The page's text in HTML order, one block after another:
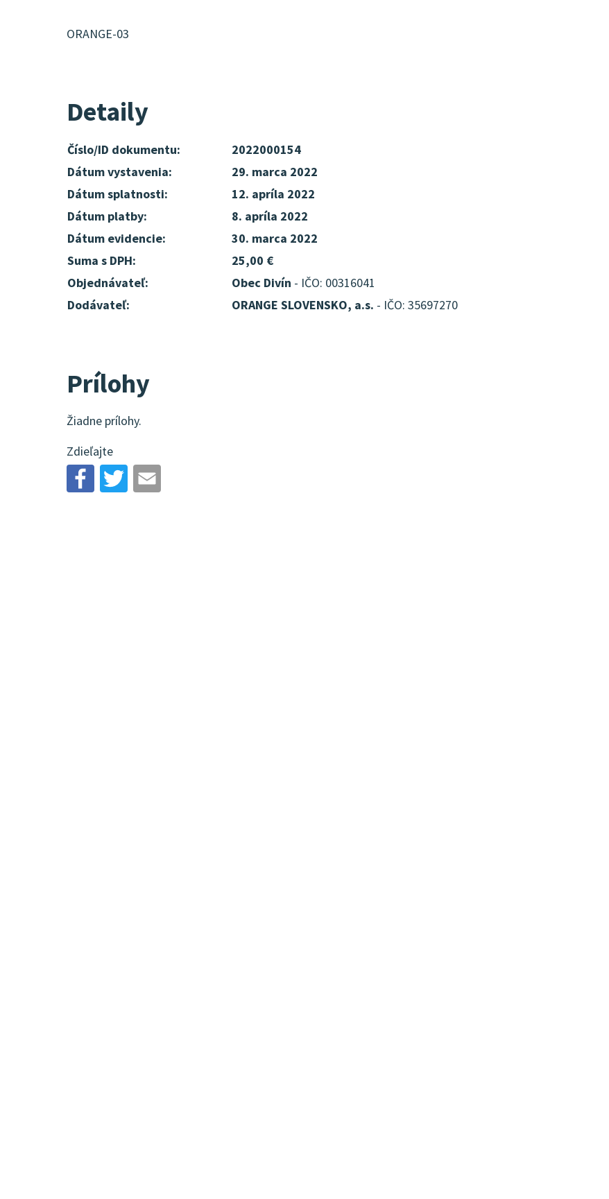
ORANGE-03
Detaily
Číslo/ID dokumentu:
2022000154
Dátum vystavenia:
29. marca 2022
Dátum splatnosti:
12. apríla 2022
Dátum platby:
8. apríla 2022
Dátum evidencie:
30. marca 2022
Suma s DPH:
25,00 €
Objednávateľ:
Obec Divín - IČO: 00316041
Dodávateľ:
ORANGE SLOVENSKO, a.s. - IČO: 35697270
Prílohy
Žiadne prílohy.
Zdieľajte